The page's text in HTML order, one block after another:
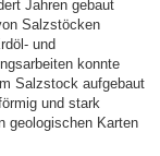
Jahren gebaut
Salzstöcken
und
konnte
Salzstock aufgebaut
und stark
geologischen Karten